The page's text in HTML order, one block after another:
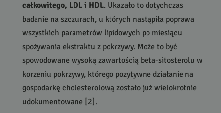
całkowitego, LDL i HDL. Ukazało to dotychczas
badanie na szczurach, u których nastąpiła poprawa
wszystkich parametrów lipidowych po miesiącu
spożywania ekstraktu z pokrzywy. Może to być
spowodowane wysoką zawartością beta-sitosterolu w
korzeniu pokrzywy, którego pozytywne działanie na
gospodarkę cholesterolową zostało już wielokrotnie
udokumentowane [2].